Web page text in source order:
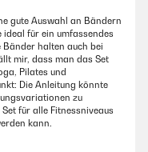
gute Auswahl an Bändern
für ein umfassendes
halten auch bei
mir, dass man das Set
Pilates und
Die Anleitung könnte
zu
für alle Fitnessniveaus
kann.